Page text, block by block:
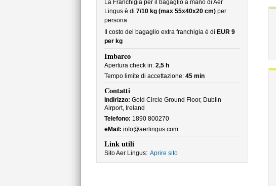
La Franchigia per il bagaglio a mano di Aer
Lingus è di 7/10 kg (max 55x40x20 cm)per
persona
Il costo del bagaglio extra franchigia è di EUR 9
per kg
Imbarco
Apertura check in: 2,5 h
Tempo limite di accettazione: 45 min
Contatti
Indirizzo: Gold Circle Ground Floor, Dublin
Airport, Ireland
Telefono: 1890 800270
eMail: info@aerlingus.com
Link utili
Sito Aer Lingus: Aprire sito